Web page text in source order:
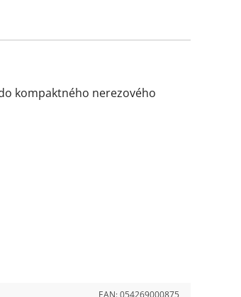
kompaktného nerezového
EAN:054269000875